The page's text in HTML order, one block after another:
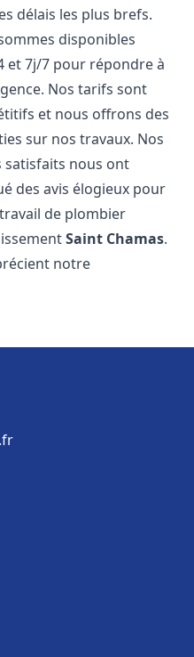
délais les plus brefs.
disponibles
et 7j/7 pour répondre à
Nos tarifs sont
et nous offrons des
sur nos travaux. Nos
satisfaits nous ont
des avis élogieux pour
de plombier
Saint Chamas.
notre